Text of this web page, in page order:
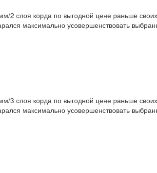
2 слоя корда по выгодной цене раньше
максимально усовершенствовать
3 слоя корда по выгодной цене раньше
максимально усовершенствовать